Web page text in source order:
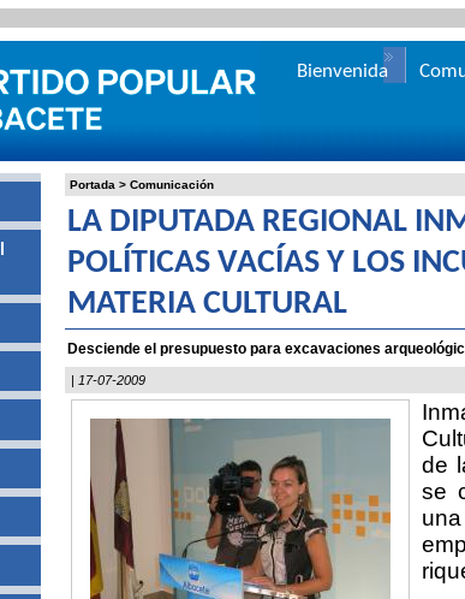
Portada > Comunicación
LA DIPUTADA REGIONAL
POLÍTICAS VACÍAS Y LOS
MATERIA CULTURAL
Desciende el presupuesto para excavaciones
| 17-07-2009
de
se
Bienvenida